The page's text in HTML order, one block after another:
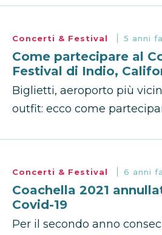
Concerti & Festival 5 anni fa
Come partecipare al
Festival di Indio,
Biglietti, aeroporto più
outfit: ecco come
Concerti & Festival 6 anni fa
Coachella 2021
Covid-19
Per il secondo anno